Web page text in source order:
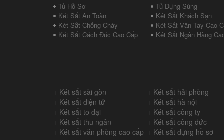
Tủ Hồ Sơ
Tủ Đựng Súng
Két Sắt An Toàn
Két Sắt Khách Sạn
Két Sắt Chống Cháy
Két Sắt Vân Tay Cao
Két Sắt Cách Đúc Cao Cấp
Két Sắt Ngân Hàng
Két sắt sài gòn Két sắt hải phòng
Két sắt điện tử Két sắt hà nội
Két sắt to đại Két sắt công ty
Két sắt thu ngân Két sắt công đức
Két sắt văn phòng cao cấp Két sắt đựng hồ sơ